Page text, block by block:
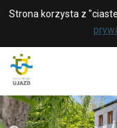
Strona korzysta z